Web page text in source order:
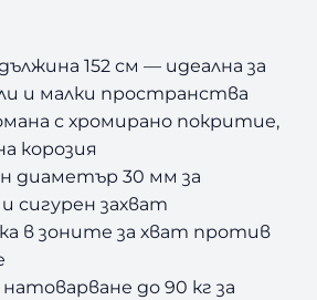
152 см — идеална за
и малки пространства
с хромирано покритие,
корозия
диаметър 30 мм за
сигурен захват
в зоните за хват против
до 90 кг за